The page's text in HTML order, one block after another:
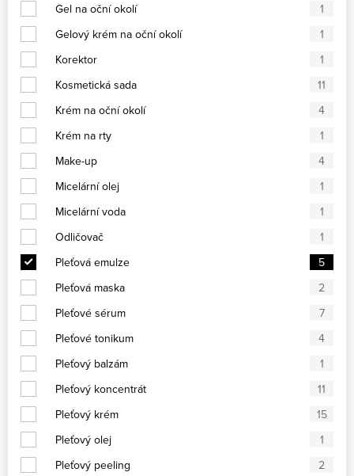
Gel na oční okolí
1
Gelový krém na oční okolí
1
Korektor
1
Kosmetická sada
11
Krém na oční okolí
4
Krém na rty
1
Make-up
4
Micelární olej
1
Micelární voda
1
Odličovač
1
Pleťová emulze
5
Pleťová maska
2
Pleťové sérum
7
Pleťové tonikum
4
Pleťový balzám
1
Pleťový koncentrát
11
Pleťový krém
15
Pleťový olej
1
Pleťový peeling
2